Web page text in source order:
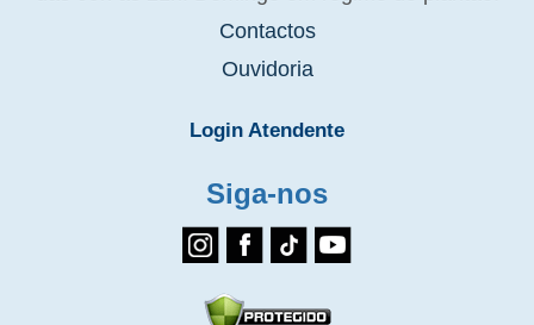
Contactos
Ouvidoria
Login Atendente
Siga-nos